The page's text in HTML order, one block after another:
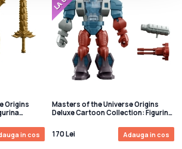
Origins
in cos
Masters of the Universe Origins
Deluxe Cartoon Collection: Figurina
170 Lei
Adauga in cos